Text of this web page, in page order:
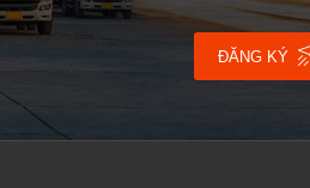
ĐĂNG KÝ